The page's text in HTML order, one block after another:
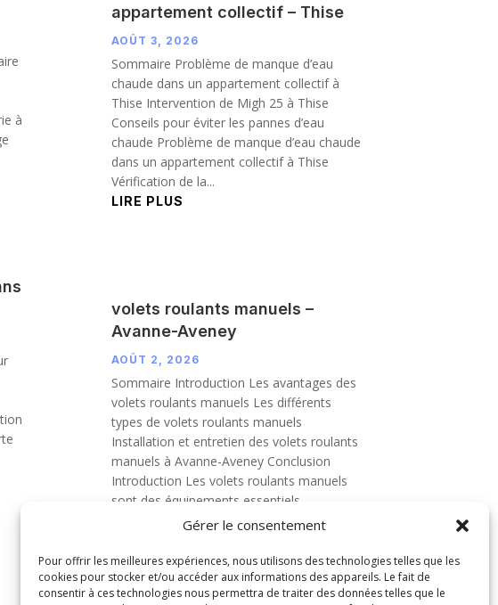
Gérer le consentement
Pour offrir les meilleures expériences, nous utilisons des technologies telles que les
cookies pour stocker et/ou accéder aux informations des appareils. Le fait de
consentir à ces technologies nous permettra de traiter des données telles que le
à
appartement collectif – Thise
AOÛT 3, 2026
Sommaire Problème de manque d’eau
chaude dans un appartement collectif à
Thise Intervention de Migh 25 à Thise
Conseils pour éviter les pannes d’eau
chaude Problème de manque d’eau chaude
dans un appartement collectif à Thise
Vérification de la...
LIRE PLUS
volets roulants manuels –
Avanne-Aveney
AOÛT 2, 2026
Sommaire Introduction Les avantages des
volets roulants manuels Les différents
types de volets roulants manuels
Installation et entretien des volets roulants
manuels à Avanne-Aveney Conclusion
Introduction Les volets roulants manuels
sont des équipements essentiels...